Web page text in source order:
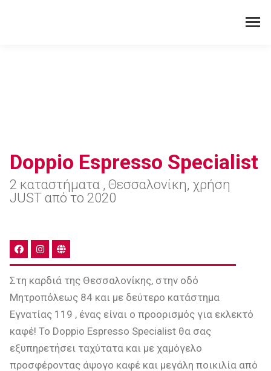
Doppio Espresso Specialist
2 καταστήματα , Θεσσαλονίκη, χρήση
JUST από το 2020
Στη καρδιά της Θεσσαλονίκης, στην οδό
Μητροπόλεως 84 και με δεύτερο κατάστημα
Εγνατίας 119 , ένας είναι ο προορισμός για εκλεκτό
καφέ! Το Doppio Espresso Specialist θα σας
εξυπηρετήσει ταχύτατα και με χαμόγελο
προσφέροντας άψογο καφέ και μεγάλη ποικιλία από